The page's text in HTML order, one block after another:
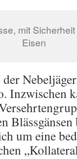
mit
Eisen
Inzwischen
um eine